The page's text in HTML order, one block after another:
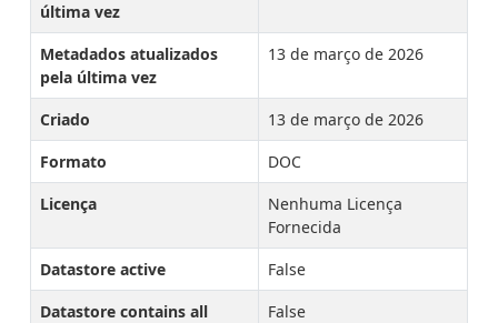
última vez
Metadados atualizados
pela última vez
13 de março de 2026
Criado
13 de março de 2026
Formato
DOC
Licença
Nenhuma Licença
Fornecida
Datastore active
False
Datastore contains all
False